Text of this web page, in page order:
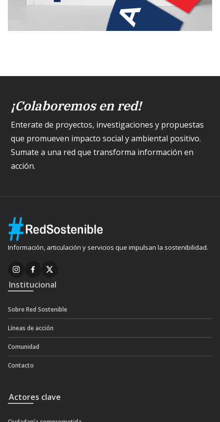
¡Colaboremos en red!
Enterate de proyectos, investigaciones y propuestas
que promueven impacto social y ambiental positivo.
Sumate a una red que transforma información en
acción.
Información, articulación y servicios que impulsan la sostenibilidad.
Institucional
Sobre Red Sostenible
Líneas de acción
Comunidad
Contacto
Actores clave